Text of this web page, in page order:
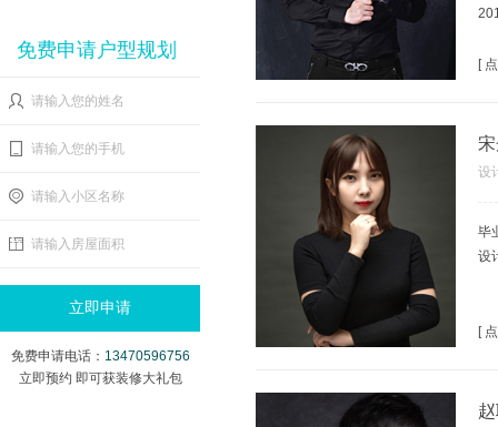
免费申请户型规划
请输入您的姓名
请输入您的手机
请输入小区名称
请输入房屋面积
免费申请电话： 13470596756
立即预约 即可获装修大礼包
板
在
余
[
设
毕
设
[